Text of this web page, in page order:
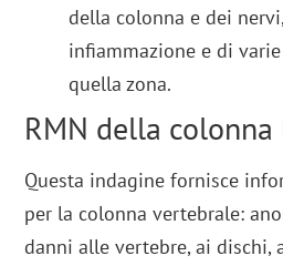
della colonna e dei
infiammazione e di
quella zona.
RMN della
Questa indagine fornisce
per la colonna vertebrale:
danni alle vertebre, ai dischi,